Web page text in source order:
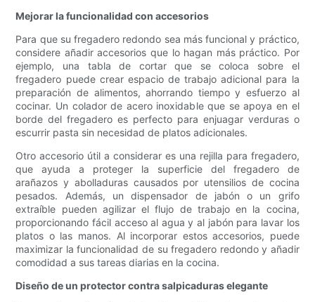
Mejorar la funcionalidad con accesorios
Para que su fregadero redondo sea más funcional y práctico,
considere añadir accesorios que lo hagan más práctico. Por
ejemplo, una tabla de cortar que se coloca sobre el
fregadero puede crear espacio de trabajo adicional para la
preparación de alimentos, ahorrando tiempo y esfuerzo al
cocinar. Un colador de acero inoxidable que se apoya en el
borde del fregadero es perfecto para enjuagar verduras o
escurrir pasta sin necesidad de platos adicionales.
Otro accesorio útil a considerar es una rejilla para fregadero,
que ayuda a proteger la superficie del fregadero de
arañazos y abolladuras causados ​​por utensilios de cocina
pesados. Además, un dispensador de jabón o un grifo
extraíble pueden agilizar el flujo de trabajo en la cocina,
proporcionando fácil acceso al agua y al jabón para lavar los
platos o las manos. Al incorporar estos accesorios, puede
maximizar la funcionalidad de su fregadero redondo y añadir
comodidad a sus tareas diarias en la cocina.
Diseño de un protector contra salpicaduras elegante